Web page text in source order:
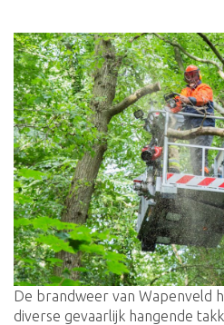
De brandweer van Wapenveld
diverse gevaarlijk hangende